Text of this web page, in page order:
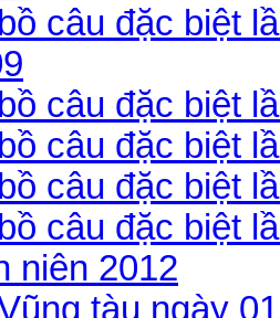
câu đặc biệt
câu đặc biệt
câu đặc biệt
câu đặc biệt
câu đặc biệt
niên 2012
tàu ngày